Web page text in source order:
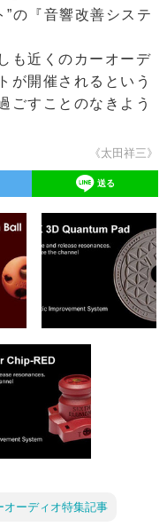
の『音響改善システ
も近くのカーオーデ
が開催されるという
ごすことのなきよう
《太田祥三》
送る
オーディオ特集記事